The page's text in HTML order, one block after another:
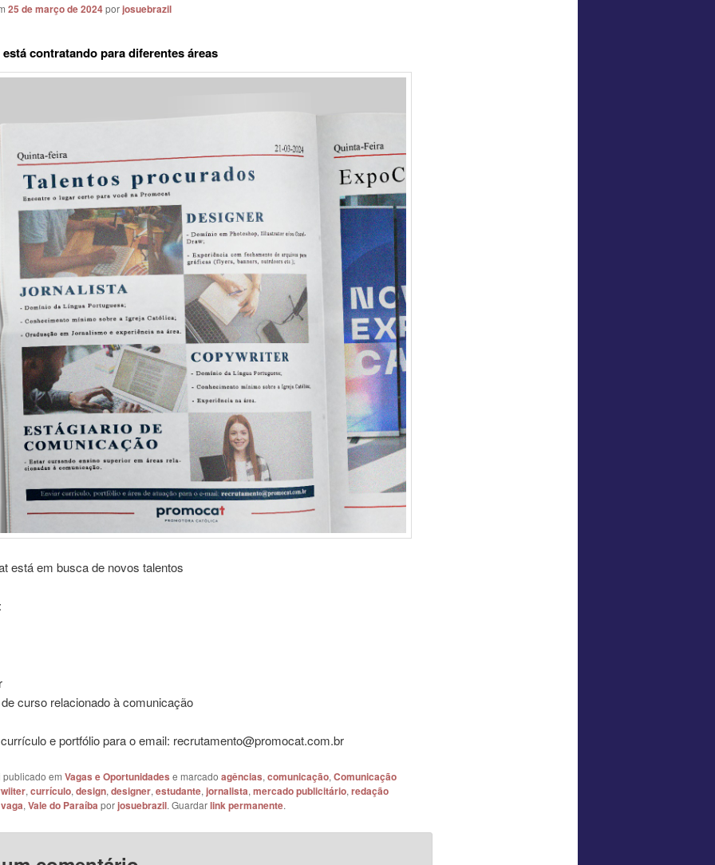
25 de março de 2024porjosuebrazil
contratando para diferentes áreas
está em busca de novos talentos
curso relacionado à comunicação
e portfólio para o email: recrutamento@promocat.com.br
publicado em Vagas e Oportunidades e marcado agências,comunicação,Comunicação
,currículo,design,designer,estudante,jornalista,mercado publicitário,redação
vaga,Vale do Paraíba porjosuebrazil. Guardarlink permanente.